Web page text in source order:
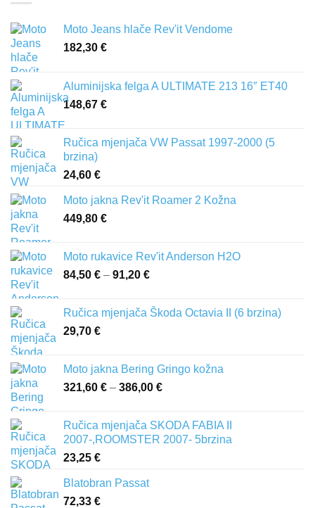
Moto Jeans hlače Rev'it Vendome
182,30 €
Aluminijska felga A ULTIMATE 213 16″ ET40
148,67 €
Ručica mjenjača VW Passat 1997-2000 (5
brzina)
24,60 €
Moto jakna Rev'it Roamer 2 Kožna
449,80 €
Moto rukavice Rev'it Anderson H2O
84,50 € – 91,20 €
od
84,50 €
Ručica mjenjača Škoda Octavia II (6 brzina)
29,70 €
Moto jakna Bering Gringo kožna
321,60 € – 386,00 €
321,60 €
do
Ručica mjenjača SKODA FABIA II
2007-,ROOMSTER 2007- 5brzina
23,25 €
Blatobran Passat
72,33 €